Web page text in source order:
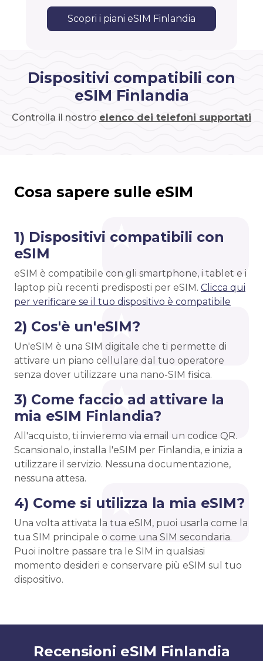
Scopri i piani eSIM Finlandia
Dispositivi compatibili con
eSIM Finlandia
Controlla il nostro elenco dei telefoni supportati
Cosa sapere sulle eSIM
1) Dispositivi compatibili con
eSIM
eSIM è compatibile con gli smartphone, i tablet e i
laptop più recenti predisposti per eSIM. Clicca qui
per verificare se il tuo dispositivo è compatibile
2) Cos'è un'eSIM?
Un'eSIM è una SIM digitale che ti permette di
attivare un piano cellulare dal tuo operatore
senza dover utilizzare una nano-SIM fisica.
3) Come faccio ad attivare la
mia eSIM Finlandia?
All'acquisto, ti invieremo via email un codice QR.
Scansionalo, installa l'eSIM per Finlandia, e inizia a
utilizzare il servizio. Nessuna documentazione,
nessuna attesa.
4) Come si utilizza la mia eSIM?
Una volta attivata la tua eSIM, puoi usarla come la
tua SIM principale o come una SIM secondaria.
Puoi inoltre passare tra le SIM in qualsiasi
momento desideri e conservare più eSIM sul tuo
dispositivo.
Recensioni eSIM Finlandia